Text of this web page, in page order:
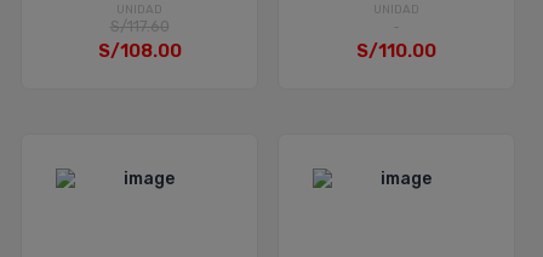
UNIDAD
S/117.60
S/108.00
UNIDAD
S/110.00